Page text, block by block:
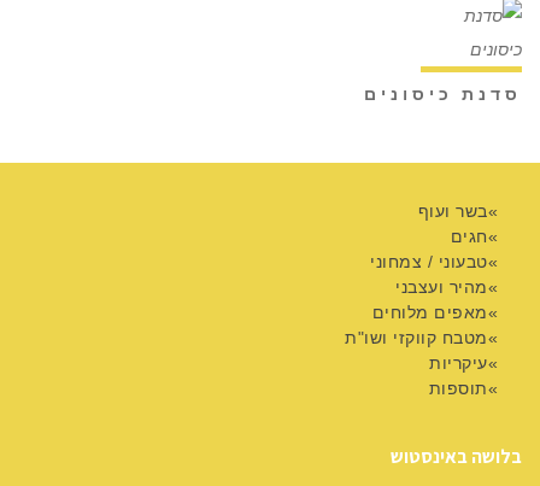
סדנת כיסונים
בשר ועוף
חגים
טבעוני / צמחוני
מהיר ועצבני
מאפים מלוחים
מטבח קווקזי ושו"ת
עיקריות
תוספות
בלושה באינסטוש